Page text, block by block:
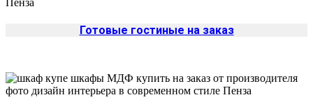
Готовые гостиные на заказ